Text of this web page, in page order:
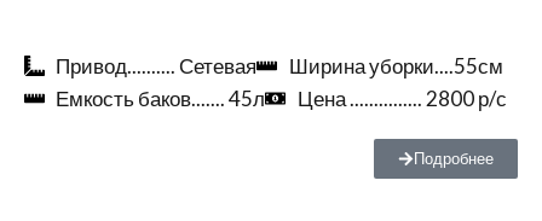
Привод.......... Сетевая
Ширина уборки....55см
Емкость баков....... 45л
Цена ............... 2800 р/с
Подробнее